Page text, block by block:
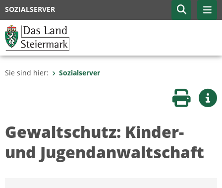
SOZIALSERVER
Sie sind hier: Sozialserver
Seite
Gewaltschutz: Kinder-
und Jugendanwaltschaft